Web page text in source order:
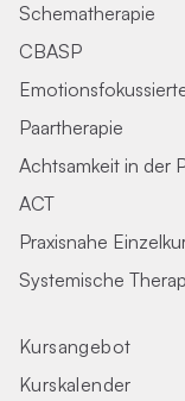
Schematherapie
CBASP
Paartherapie
Achtsamkeit in der
ACT
Praxisnahe
Systemische
Kursangebot
Kurskalender